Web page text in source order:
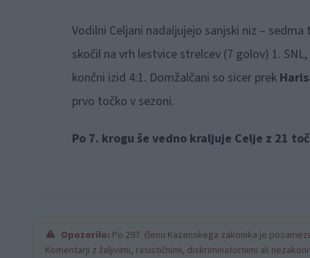
Vodilni Celjani nadaljujejo sanjski niz –
skočil na vrh lestvice strelcev (7 golov) 1.
končni izid 4:1. Domžalčani so sicer prek
prvo točko v sezoni.
Po 7. krogu še vedno kraljuje Celje z 21
Opozorilo: Po 297. členu Kazenskega zakonika je
Komentarji z žaljivimi, rasističnimi, diskriminatornimi ali